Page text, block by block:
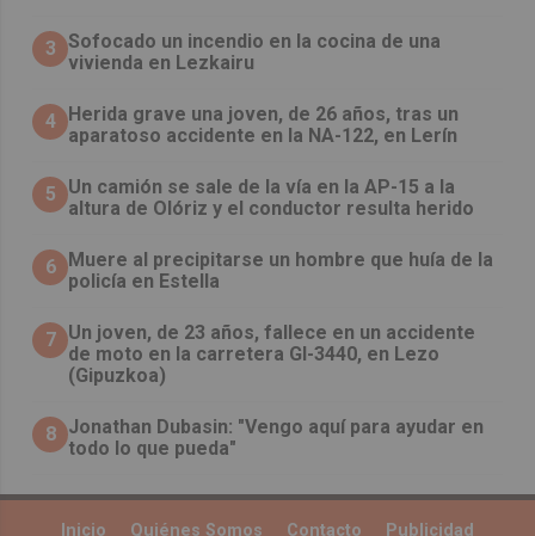
3 Sofocado un incendio en la cocina de una
vivienda en Lezkairu
4
Herida grave una joven, de 26 años, tras un
aparatoso accidente en la NA-122, en Lerín
5
Un camión se sale de la vía en la AP-15 a la
altura de Olóriz y el conductor resulta herido
6
Muere al precipitarse un hombre que huía de la
policía en Estella
7 Un joven, de 23 años, fallece en un accidente
de moto en la carretera GI-3440, en Lezo
(Gipuzkoa)
8 Jonathan Dubasin: "Vengo aquí para ayudar en
todo lo que pueda"
Inicio Quiénes Somos Contacto
Publicidad